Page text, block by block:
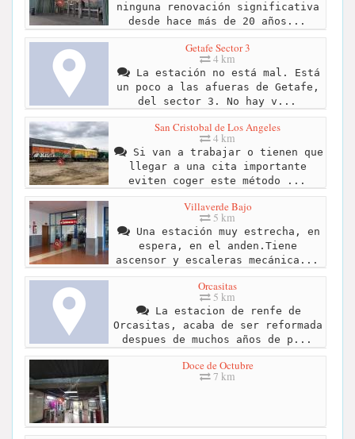
ninguna renovación significativa
desde hace más de 20 años...
Getafe Sector 3
4 km
La estación no está mal. Está
un poco a las afueras de Getafe,
del sector 3. No hay v...
San Cristobal de Los Angeles
4 km
Si van a trabajar o tienen que
llegar a una cita importante
eviten coger este método ...
Villaverde Bajo
5 km
Una estación muy estrecha, en
espera, en el anden.Tiene
ascensor y escaleras mecánica...
Orcasitas
5 km
La estacion de renfe de
Orcasitas, acaba de ser reformada
despues de muchos años de p...
Doce de Octubre
7 km